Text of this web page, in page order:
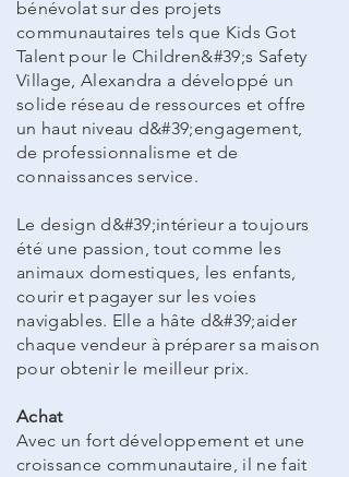
bénévolat sur des projets
communautaires tels que Kids Got
Talent pour le Children&#39;s Safety
Village, Alexandra a développé un
solide réseau de ressources et offre
un haut niveau d&#39;engagement,
de professionnalisme et de
connaissances service.
Le design d&#39;intérieur a toujours
été une passion, tout comme les
animaux domestiques, les enfants,
courir et pagayer sur les voies
navigables. Elle a hâte d&#39;aider
chaque vendeur à préparer sa maison
pour obtenir le meilleur prix.
Achat
Avec un fort développement et une
croissance communautaire, il ne fait